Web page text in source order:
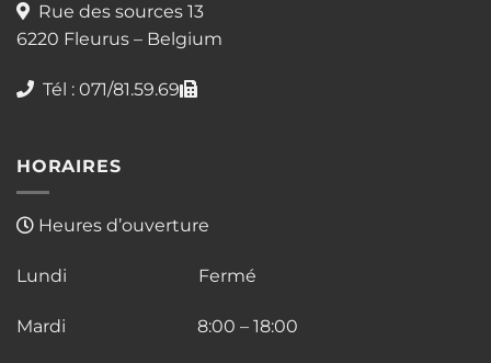
Rue des sources 13
6220 Fleurus – Belgium
Tél : 071/81.59.69
HORAIRES
Heures d’ouverture
Lundi Fermé
Mardi 8:00 – 18:00